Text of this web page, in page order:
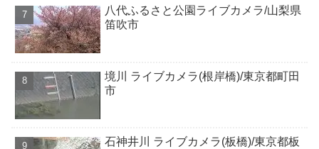
八代ふるさと公園ライブカメラ/山梨県
笛吹市
境川 ライブカメラ(根岸橋)/東京都町田
市
石神井川 ライブカメラ(板橋)/東京都板